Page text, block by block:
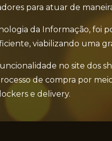
para atuar de
da Informação, foi
viabilizando uma
no site dos
de compra por
e delivery.